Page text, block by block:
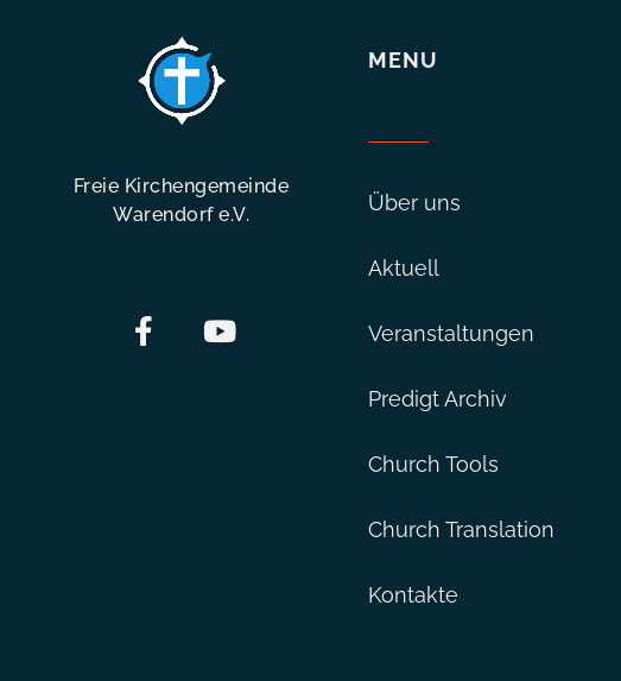
Freie Kirchengemeinde
Warendorf e.V.
MENU
Über uns
Aktuell
Veranstaltungen
Predigt Archiv
Church Tools
Church Translation
Kontakte